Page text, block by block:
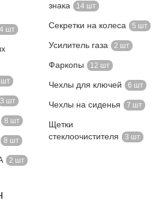
4 шт
шт
3 шт
8 шт
8 шт
2 шт
знака
14 шт
Секретки на колеса 5 шт
Усилитель газа 2 шт
Фаркопы 12 шт
Чехлы для ключей 6 шт
Чехлы на сиденья 7 шт
Щетки
стеклоочистителя
3 шт